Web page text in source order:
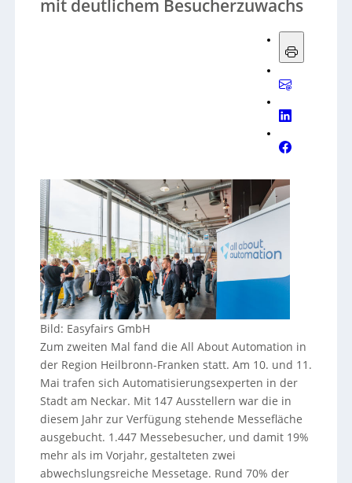
mit deutlichem Besucherzuwachs
Bild: Easyfairs GmbH
Zum zweiten Mal fand die All About Automation in
der Region Heilbronn-Franken statt. Am 10. und 11.
Mai trafen sich Automatisierungsexperten in der
Stadt am Neckar. Mit 147 Ausstellern war die in
diesem Jahr zur Verfügung stehende Messefläche
ausgebucht. 1.447 Messebesucher, und damit 19%
mehr als im Vorjahr, gestalteten zwei
abwechslungsreiche Messetage. Rund 70% der